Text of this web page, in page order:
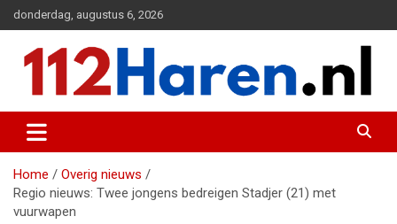
naar
inhoud
donderdag, augustus 6, 2026
112 Haren.nl
Home
Overig nieuws
Regio nieuws: Twee jongens bedreigen Stadjer (21) met
vuurwapen